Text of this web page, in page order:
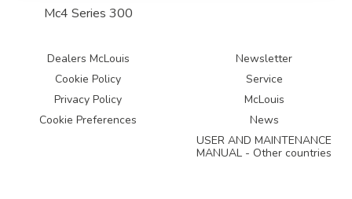
Mc4 Series 300
Dealers McLouis
Cookie Policy
Privacy Policy
Cookie Preferences
Newsletter
Service
McLouis
News
USER AND MAINTENANCE
MANUAL - Other countries